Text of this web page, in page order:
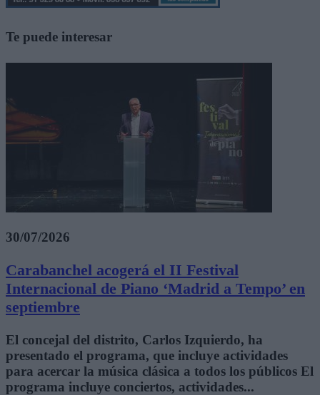
Te puede interesar
30/07/2026
Carabanchel acogerá el II Festival
Internacional de Piano ‘Madrid a Tempo’ en
septiembre
El concejal del distrito, Carlos Izquierdo, ha
presentado el programa, que incluye actividades
para acercar la música clásica a todos los públicos El
programa incluye conciertos, actividades...